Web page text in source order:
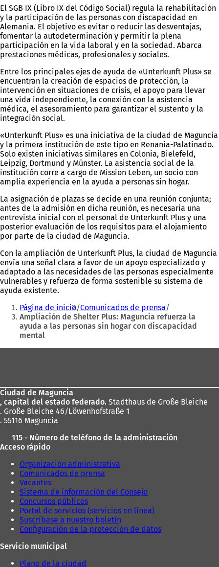
El SGB IX (Libro IX del Código Social) regula la rehabilitación
y la participación de las personas con discapacidad en
Alemania. El objetivo es evitar o reducir las desventajas,
fomentar la autodeterminación y permitir la plena
participación en la vida laboral y en la sociedad. Abarca
prestaciones médicas, profesionales y sociales.
Entre los principales ejes de ayuda de «Unterkunft Plus» se
encuentran la creación de espacios de protección, la
intervención en situaciones de crisis, el apoyo para llevar
una vida independiente, la conexión con la asistencia
médica, el asesoramiento para garantizar el sustento y la
integración social.
«Unterkunft Plus» es una iniciativa de la ciudad de Maguncia
y la primera institución de este tipo en Renania-Palatinado.
Solo existen iniciativas similares en Colonia, Bielefeld,
Leipzig, Dortmund y Münster. La asistencia social de la
institución corre a cargo de Mission Leben, un socio con
amplia experiencia en la ayuda a personas sin hogar.
La asignación de plazas se decide en una reunión conjunta;
antes de la admisión en dicha reunión, es necesaria una
entrevista inicial con el personal de Unterkunft Plus y una
posterior evaluación de los requisitos para el alojamiento
por parte de la ciudad de Maguncia.
Con la ampliación de Unterkunft Plus, la ciudad de Maguncia
envía una señal clara a favor de un apoyo especializado y
adaptado a las necesidades de las personas especialmente
vulnerables y refuerza de forma sostenible su sistema de
ayuda existente.
Estás
aquí:
Página de inicio Comunicados de prensa
Ampliación de Shelter Plus: Maguncia refuerza la
ayuda a las personas sin hogar con discapacidad
mental
pies
Ciudad de Maguncia
, capital del estado federado. Stadthaus de Große Bleiche
. Große Bleiche 46/Löwenhofstraße 1
. 55116 Maguncia
115 - Número de teléfono de la administración
Acceso rápido
Organización administrativa
Comunicados de prensa
Vacantes
Sistema de información del Consejo
Concursos públicos
Portal de servicios (servicios en línea)
Suscríbase a nuestro boletín
Configuración de la protección de datos
Servicio municipal
Plano de la ciudad